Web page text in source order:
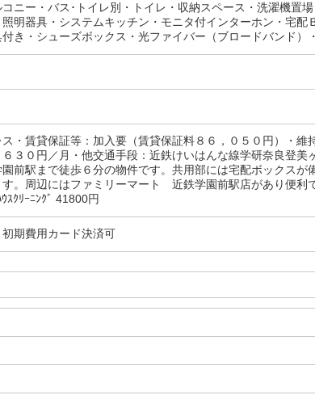
ニー・バス･トイレ別・トイレ・収納スペース・洗濯機置
明器具・システムキッチン・モニタ付インターホン・宅
き・シューズボックス・光ファイバー（ブロードバンド
・賃貸保証等：加入要（賃貸保証料８６，０５０円）・維
３０円／月・他交通手段：近鉄けいはんな線学研奈良登
前駅まで徒歩６分の物件です。共用部には宅配ボックスが
。周辺にはファミリーマート 近鉄学園前駅店があり便利
ｽｸﾘｰﾆﾝｸﾞ 41800円
期費用カード決済可